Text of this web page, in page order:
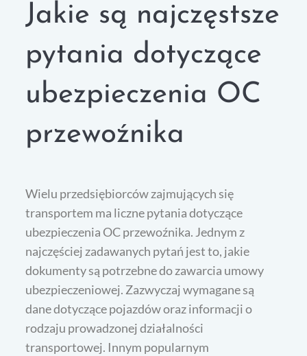
Jakie są najczęstsze
pytania dotyczące
ubezpieczenia OC
przewoźnika
Wielu przedsiębiorców zajmujących się
transportem ma liczne pytania dotyczące
ubezpieczenia OC przewoźnika. Jednym z
najczęściej zadawanych pytań jest to, jakie
dokumenty są potrzebne do zawarcia umowy
ubezpieczeniowej. Zazwyczaj wymagane są
dane dotyczące pojazdów oraz informacji o
rodzaju prowadzonej działalności
transportowej. Innym popularnym